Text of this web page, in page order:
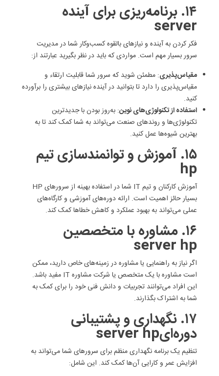
۱۴. برنامه‌ریزی برای آینده
server
فکر کردن به آینده و نیازهای بالقوه کسب‌وکار شما در مدیریت
سرور بسیار مهم است. مواردی که باید در نظر بگیرید عبارتند از:
مقیاس‌پذیری: مطمئن شوید که سرور شما قابلیت ارتقاء و
مقیاس‌پذیری را دارد تا بتوانید در آینده نیازهای بیشتری را برآورده
کنید.
استفاده از تکنولوژی‌های نوین: به‌روز بودن با جدیدترین
تکنولوژی‌ها و روندهای صنعت می‌تواند به شما کمک کند تا به
بهترین شیوه‌ها عمل کنید.
۱۵. آموزش و توانمندسازی تیم
hp
آموزش کارکنان و تیم IT شما در استفاده بهینه از سرورهای HP
بسیار حائز اهمیت است. ارائه دوره‌های آموزشی و کارگاه‌های
عملی می‌تواند به بهبود عملکرد و کاهش خطاها کمک کند.
۱۶. مشاوره با متخصصین
server hp
اگر نیاز به راهنمایی یا مشاوره در زمینه‌های خاص دارید، ممکن
است مشاوره با یک متخصص یا شرکت مشاوره IT مفید باشد.
این افراد می‌توانند تجربیات و دانش فنی خود را برای کمک به
شما به اشتراک بگذارند.
۱۷. نگهداری و پشتیبانی
دوره‌ایserver hp
تنظیم یک برنامه نگهداری منظم برای سرورهای شما می‌تواند به
افزایش عمر و کارایی آن‌ها کمک کند. این شامل: